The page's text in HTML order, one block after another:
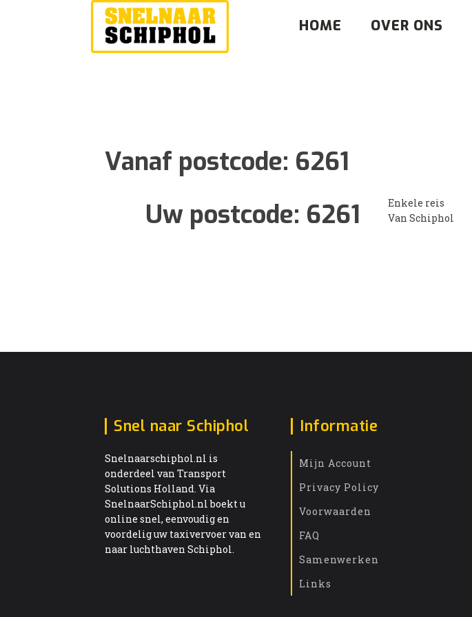
HOME OVER ONS
Vanaf postcode: 6261
Uw postcode: 6261
Enkele reis
Van Schiphol
Snel naar Schiphol
Snelnaarschiphol.nl is
onderdeel van Transport
Solutions Holland. Via
SnelnaarSchiphol.nl boekt u
online snel, eenvoudig en
voordelig uw taxivervoer van en
naar luchthaven Schiphol.
Informatie
Mijn Account
Privacy Policy
Voorwaarden
FAQ
Samenwerken
Links